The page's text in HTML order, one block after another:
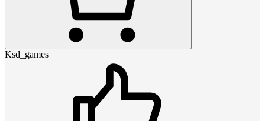
Ksd_games